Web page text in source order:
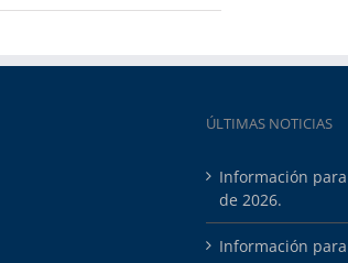
ÚLTIMAS NOTICIAS
Información
de 2026.
Información